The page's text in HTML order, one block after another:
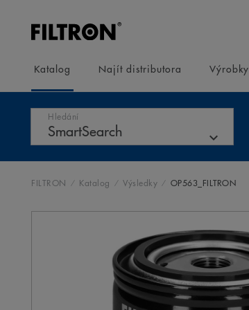
Katalog Najít distributora Výrobky
Hledání
FILTRON Katalog Výsledky OP563_FILTRON